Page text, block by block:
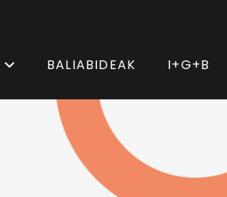
BALIABIDEAK I+G+B